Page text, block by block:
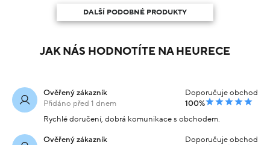
DALŠÍ PODOBNÉ PRODUKTY
JAK NÁS HODNOTÍTE NA HEURECE
Ověřený zákazník
Přidáno před 1 dnem
Doporučuje obchod
100%
Rychlé doručení, dobrá komunikace s obchodem.
Ověřený zákazník
Doporučuje obchod